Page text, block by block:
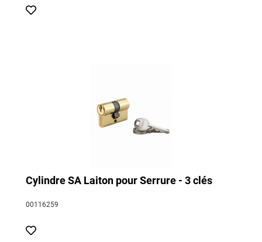
Cylindre SA Laiton pour Serrure - 3 clés
00116259